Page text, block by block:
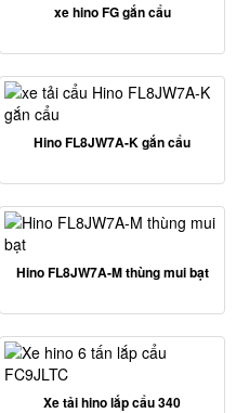
xe hino FG gắn cẩu
Hino FL8JW7A-K gắn cẩu
Hino FL8JW7A-M thùng mui bạt
Xe tải hino lắp cẩu 340